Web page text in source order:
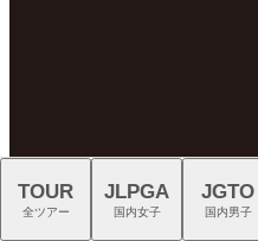
TOUR
全ツアー
JLPGA
国内女子
JGTO
国内男子